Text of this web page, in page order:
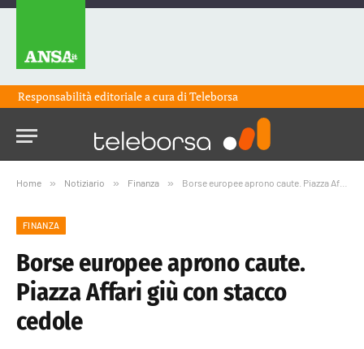
Responsabilità editoriale a cura diTeleborsa
Home » Notiziario » Finanza » Borse europee aprono caute. Piazza Affari giù con stacco cedole
FINANZA
Borse europee aprono caute.
Piazza Affari giù con stacco
cedole